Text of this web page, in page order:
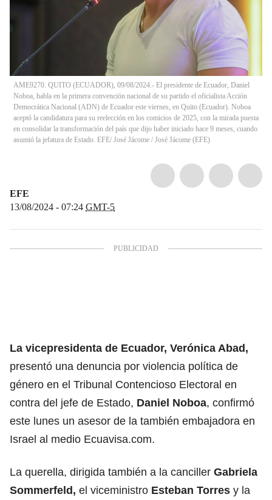
AME9270. QUITO (ECUADOR), 09/08/2024.- El presidente de Ecuador, Daniel
Noboa, habla en la primera convención nacional de su partido el oficialista Acción
Democrática Nacional (ADN) de Ecuador este viernes, en Quito (Ecuador). Noboa
aceptó la candidatura para su reelección en los comicios de 2025, con la mirada puesta
en consolidar la transformación del país que dijo haber iniciado hace 9 meses, cuando
asumió la jefatura de Estado. EFE/ José Jácome / José Jácome (EFE)
EFE
13/08/2024 - 07:24 GMT-5
La vicepresidenta de Ecuador, Verónica Abad,
presentó una denuncia por violencia política de
género en el Tribunal Contencioso Electoral en
contra del jefe de Estado, Daniel Noboa, confirmó
este lunes un asesor de la también embajadora en
Israel al medio Ecuavisa.com.
La querella, dirigida también a la canciller Gabriela
Sommerfeld, el viceministro Esteban Torres y la